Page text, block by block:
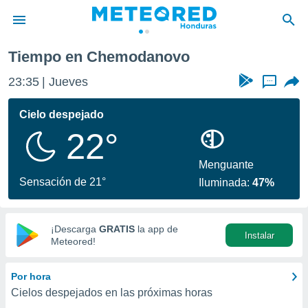
de
ha sido
calidad.
a este
las
y
digital
basada
Tiempo en Chemodanovo
23:35 Jueves ...
Cielo despejado
22°
Sensación de 21°
Menguante
Iluminada:47%
¡Descarga GRATIS la app de
Meteored!
Instalar
Por hora
Cielos despejados en las próximas horas